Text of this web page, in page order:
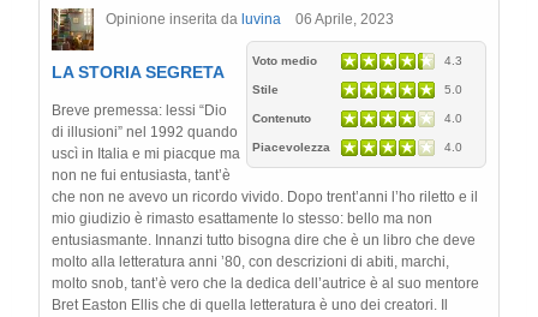
Opinione inserita da luvina 06 Aprile, 2023
Voto medio 4.3
Stile 5.0
Contenuto 4.0
Piacevolezza 4.0
LA STORIA SEGRETA
Breve premessa: lessi “Dio
di illusioni” nel 1992 quando
uscì in Italia e mi piacque ma
non ne fui entusiasta, tant’è
che non ne avevo un ricordo vivido. Dopo trent’anni l’ho riletto e il
mio giudizio è rimasto esattamente lo stesso: bello ma non
entusiasmante. Innanzi tutto bisogna dire che è un libro che deve
molto alla letteratura anni ’80, con descrizioni di abiti, marchi,
molto snob, tant’è vero che la dedica dell’autrice è al suo mentore
Bret Easton Ellis che di quella letteratura è uno dei creatori. Il